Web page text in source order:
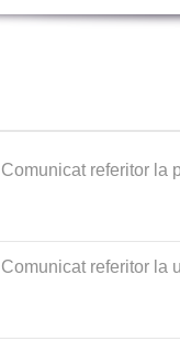
Comunicat referitor la
Comunicat referitor la